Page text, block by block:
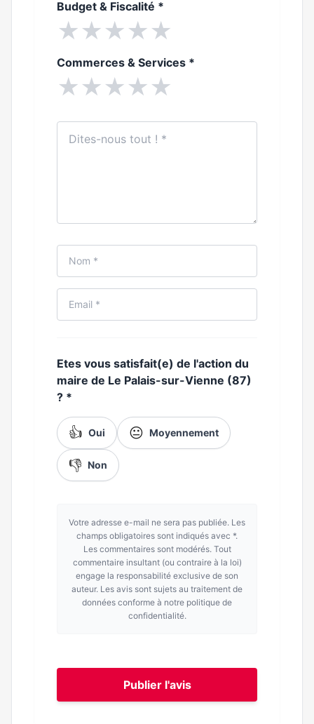
Budget & Fiscalité *
★★★★★
Commerces & Services *
★★★★★
Etes vous satisfait(e) de l'action du
maire de Le Palais-sur-Vienne (87)
? *
👍 Oui 😐 Moyennement
👎 Non
Votre adresse e-mail ne sera pas publiée. Les
champs obligatoires sont indiqués avec *.
Les commentaires sont modérés. Tout
commentaire insultant (ou contraire à la loi)
engage la responsabilité exclusive de son
auteur. Les avis sont sujets au traitement de
données conforme à notre politique de
confidentialité.
Publier l'avis